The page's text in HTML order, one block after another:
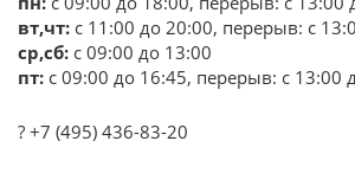
вт,чт: с 11:00 до 20:00, перерыв: с
ср,сб: с 09:00 до 13:00
пт: с 09:00 до 16:45, перерыв: с 13:00
? +7 (495) 436-83-20